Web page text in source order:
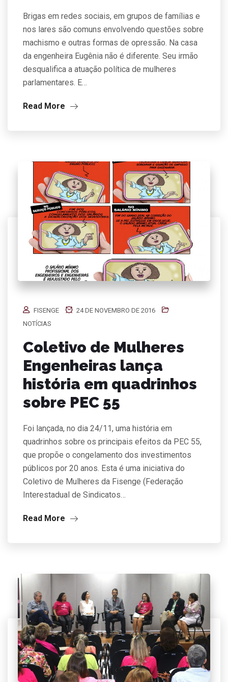
Brigas em redes sociais, em grupos de famílias e
nos lares são comuns envolvendo questões sobre
machismo e outras formas de opressão. Na casa
da engenheira Eugênia não é diferente. Seu irmão
desqualifica a atuação política de mulheres
parlamentares. E…
Read More
FISENGE
24 DE NOVEMBRO DE 2016
NOTÍCIAS
Coletivo de Mulheres
Engenheiras lança
história em quadrinhos
sobre PEC 55
Foi lançada, no dia 24/11, uma história em
quadrinhos sobre os principais efeitos da PEC 55,
que propõe o congelamento dos investimentos
públicos por 20 anos. Esta é uma iniciativa do
Coletivo de Mulheres da Fisenge (Federação
Interestadual de Sindicatos…
Read More